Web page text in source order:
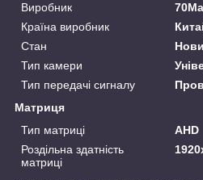
Виробник
Країна виробник
Стан
Тип камери
Тип передачі сигналу
Матриця
Тип матриці
AHD
Роздільна здатність
матриці